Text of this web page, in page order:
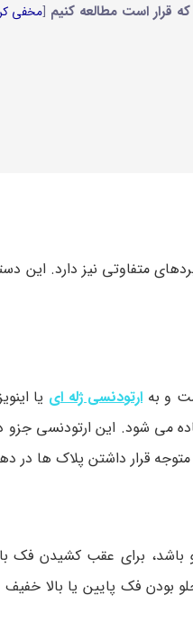
که قرار است مطالعه کنیم [مخفی
و به ارتودنسی ژله ای یا
می شود. این ارتودنسی جزو
قرار داشتن پلاک ها در
برای عقب کشیدن فک
بودن فک پایین یا بالا